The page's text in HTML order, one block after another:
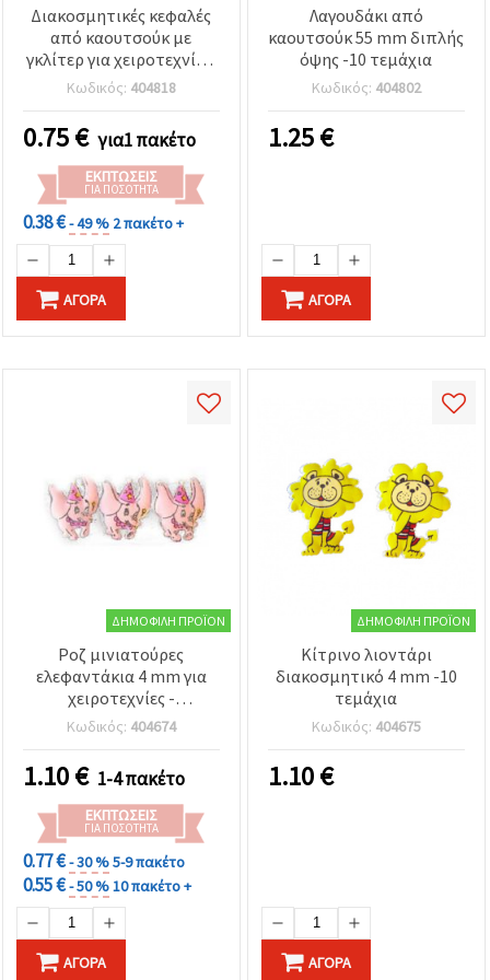
Διακοσμητικές κεφαλές
από καουτσούκ με
γκλίτερ για χειροτεχνίες,
33 mm - 10 τεμ.
Κωδικός: 404818
0.75€ για1 πακέτο
ΕΚΠΤΏΣΕΙΣ
ΓΙΑ ΠΟΣΌΤΗΤΑ
0.38 €- 49 % 2 πακέτο +
ΑΓΟΡΆ
Λαγουδάκι από
καουτσούκ 55 mm διπλής
όψης -10 τεμάχια
Κωδικός: 404802
1.25€
ΑΓΟΡΆ
ΔΗΜΟΦΙΛΉ ΠΡΟΪΌΝ
Ροζ μινιατούρες
ελεφαντάκια 4 mm για
χειροτεχνίες -
Συσκευασία 10 τεμ.
Κωδικός: 404674
1.10€ 1-4 πακέτο
ΕΚΠΤΏΣΕΙΣ
ΓΙΑ ΠΟΣΌΤΗΤΑ
0.77 €- 30 %5-9 πακέτο
0.55 €- 50 %10 πακέτο +
ΑΓΟΡΆ
ΔΗΜΟΦΙΛΉ ΠΡΟΪΌΝ
Κίτρινο λιοντάρι
διακοσμητικό 4 mm -10
τεμάχια
Κωδικός: 404675
1.10€
ΑΓΟΡΆ